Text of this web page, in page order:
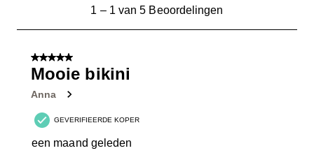
van
Beoordelingen.
1 – 1 van 5 Beoordelingen
5 van 5 sterren.
Mooie bikini
Anna
GEVERIFIEERDE KOPER
een maand geleden